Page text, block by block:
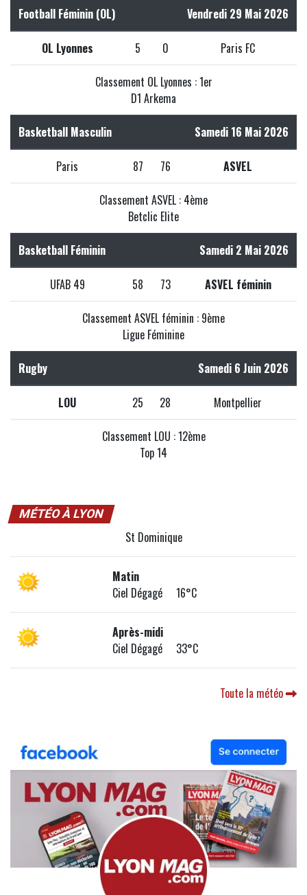
Football Féminin (OL) Vendredi 29 Mai 2026
OL Lyonnes 5 0 Paris FC
Classement OL Lyonnes : 1er
D1 Arkema
Basketball Masculin Samedi 16 Mai 2026
Paris 87 76 ASVEL
Classement ASVEL : 4ème
Betclic Elite
Basketball Féminin Samedi 2 Mai 2026
UFAB 49 58 73 ASVEL féminin
Classement ASVEL féminin : 9ème
Ligue Féminine
Rugby Samedi 6 Juin 2026
LOU 25 28 Montpellier
Classement LOU : 12ème
Top 14
MÉTÉO À LYON
St Dominique
Matin
Ciel Dégagé 16°C
Après-midi
Ciel Dégagé 33°C
Toute la météo